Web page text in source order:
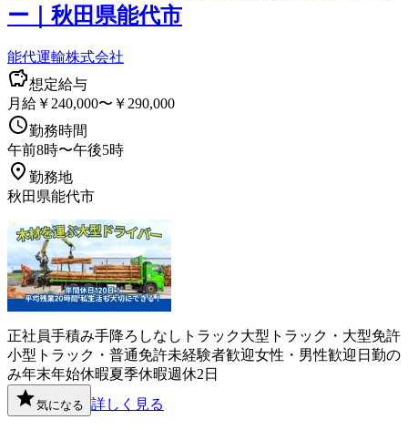
ー｜秋田県能代市
能代運輸株式会社
想定給与
月給￥240,000〜￥290,000
勤務時間
午前8時〜午後5時
勤務地
秋田県能代市
正社員手積み手降ろしなし トラック大型トラック・大型免許
小型トラック・普通免許未経験者歓迎女性・男性歓迎 日勤の
み年末年始休暇夏季休暇週休2日
気になる 詳しく見る